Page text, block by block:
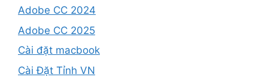
Adobe CC 2024
Adobe CC 2025
Cài đặt macbook
Cài Đặt Tỉnh VN